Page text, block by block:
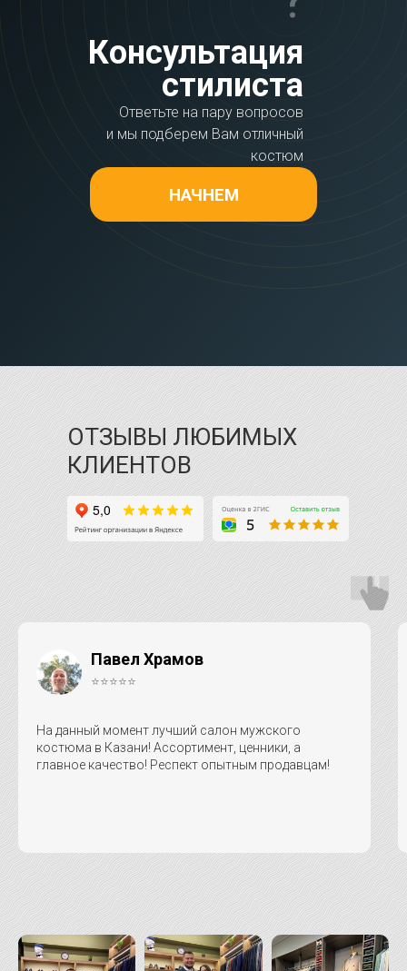
Консультация
стилиста
Ответьте на пару вопросов
и мы подберем Вам отличный
костюм
НАЧНЕМ
ОТЗЫВЫ ЛЮБИМЫХ
КЛИЕНТОВ
Павел Храмов
⭐⭐⭐⭐⭐
На данный момент лучший салон мужского
костюма в Казани! Ассортимент, ценники, а
главное качество! Респект опытным продавцам!